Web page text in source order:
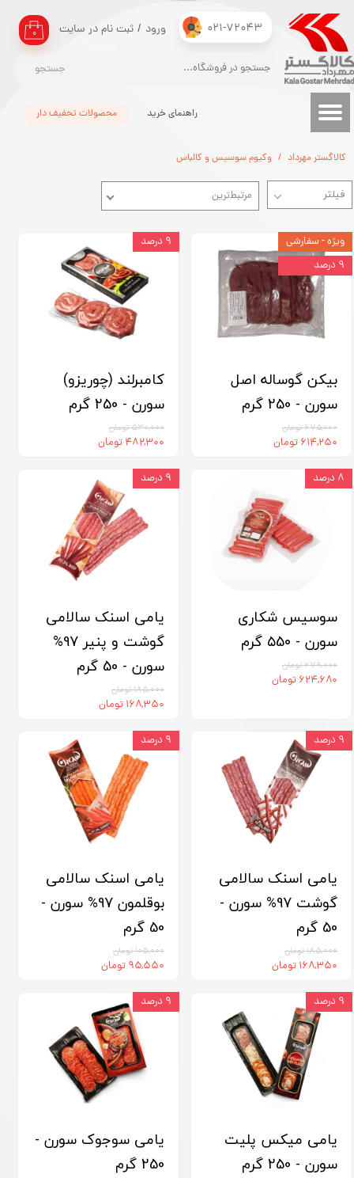
021-72043
جستجو
۰ ورود / ثبت نام در سایت
حساب کاربری من
تغییر گذر واژه
سفارشات
محصولات تحفیف دار راهنمای خرید
کالاگستر مهرداد وکیوم سوسیس و کالباس
مرتبط‌ترین
بیکن گوساله اصل
سورن - 250 گرم
۶۷۵,۰۰۰ تومان
۶۱۴,۲۵۰ تومان
ویژه - سفارشی
۹ درصد
کامبرلند (چوریزو)
سورن - 250 گرم
۵۳۰,۰۰۰ تومان
۴۸۲,۳۰۰ تومان
۹ درصد
سوسیس شکاری
سورن - ۵5۰ گرم
۶۷۹,۰۰۰ تومان
۶۲۴,۶۸۰ تومان
۸ درصد
یامی اسنک سالامی
گوشت و پنیر 97%
سورن - 50 گرم
۱۸۵,۰۰۰ تومان
۱۶۸,۳۵۰ تومان
۹ درصد
یامی اسنک سالامی
گوشت 97% سورن -
50 گرم
۱۸۵,۰۰۰ تومان
۱۶۸,۳۵۰ تومان
۹ درصد
یامی اسنک سالامی
بوقلمون 97% سورن -
50 گرم
۱۰۵,۰۰۰ تومان
۹۵,۵۵۰ تومان
۹ درصد
یامی میکس پلیت
سورن - 250 گرم
۹ درصد
یامی سوجوک سورن -
250 گرم
۹ درصد